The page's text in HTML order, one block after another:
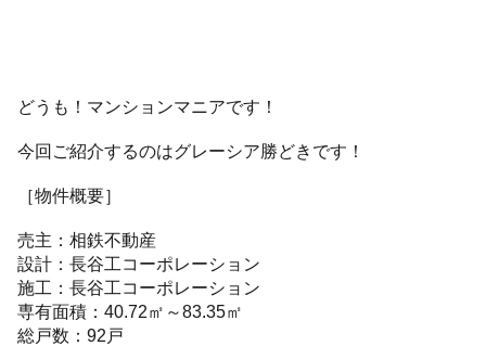
どうも！マンションマニアです！
今回ご紹介するのはグレーシア勝どきです！
［物件概要］
売主：相鉄不動産
設計：長谷工コーポレーション
施工：長谷工コーポレーション
専有面積：40.72㎡～83.35㎡
総戸数：92戸